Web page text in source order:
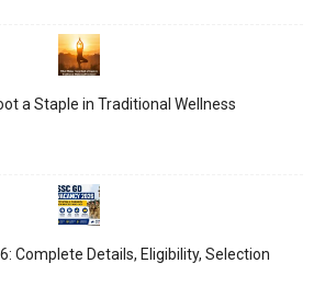
a Staple in Traditional Wellness
Complete Details, Eligibility, Selection